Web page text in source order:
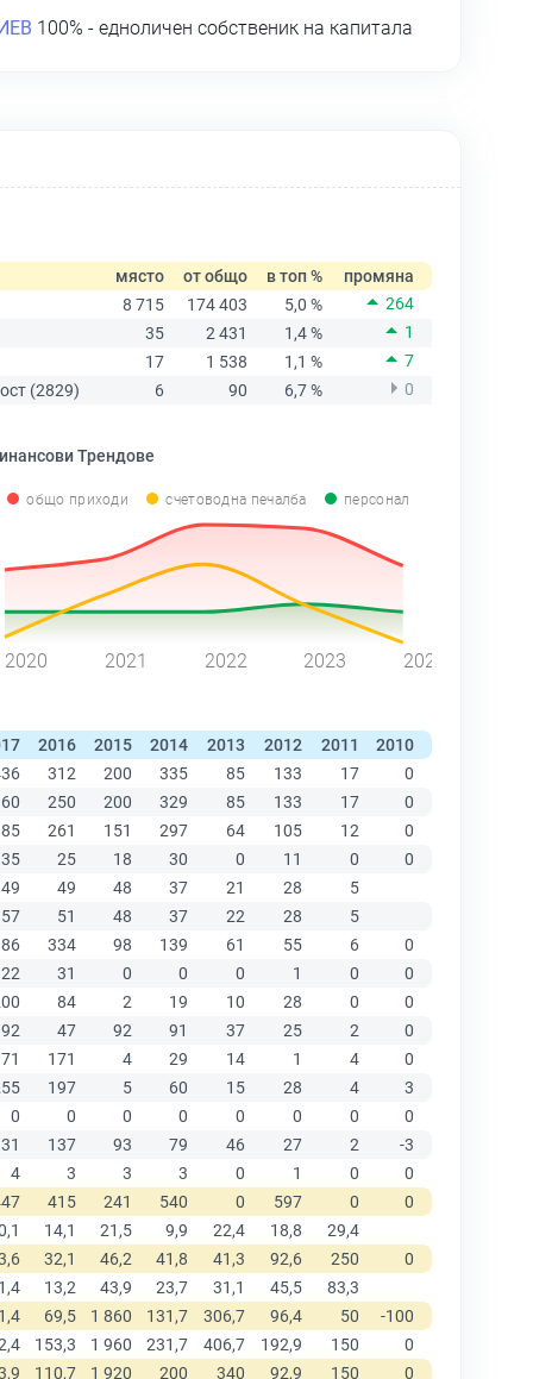
100% - едноличен собственик на капитала
място от общо в топ %
промяна
8 715
174 403 5,0 %
264
35
2 431 1,4 %
1
17
1 538 1,1 %
7
(2829)
6 90 6,7 % 0
Трендове
общо приходи счетоводна печалба персонал
2020 2021 2022 2023 2024
2016 2015 2014 2013 2012 2011 2010